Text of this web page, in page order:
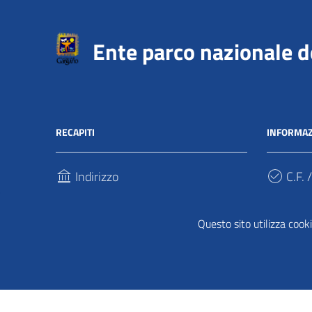
Questo sito utilizza
Ente parco nazionale
RECAPITI
Indirizzo
71037, Monte Sant'Angelo (Fg)
C.F.
Cod.